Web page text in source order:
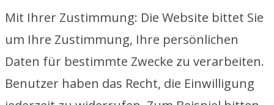
Mit Ihrer Zustimmung: Die Website bittet Sie
um Ihre Zustimmung, Ihre persönlichen
Daten für bestimmte Zwecke zu verarbeiten.
Benutzer haben das Recht, die Einwilligung